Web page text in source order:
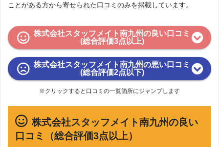
ことがある方から寄せられた口コミのみを掲載しています。
株式会社スタッフメイト南九州の良い口コミ
(総合評価3点以上)
株式会社スタッフメイト南九州の悪い口コミ
(総合評価2点以下)
※クリックすると口コミの一覧箇所にジャンプします
株式会社スタッフメイト南九州の良い
口コミ（総合評価3点以上）